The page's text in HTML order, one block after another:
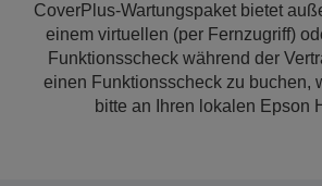
CoverPlus-Wartungspaket bietet
einem virtuellen (per Fernzugriff)
Funktionsscheck während der
einen Funktionsscheck zu buchen,
bitte an Ihren lokalen Epson